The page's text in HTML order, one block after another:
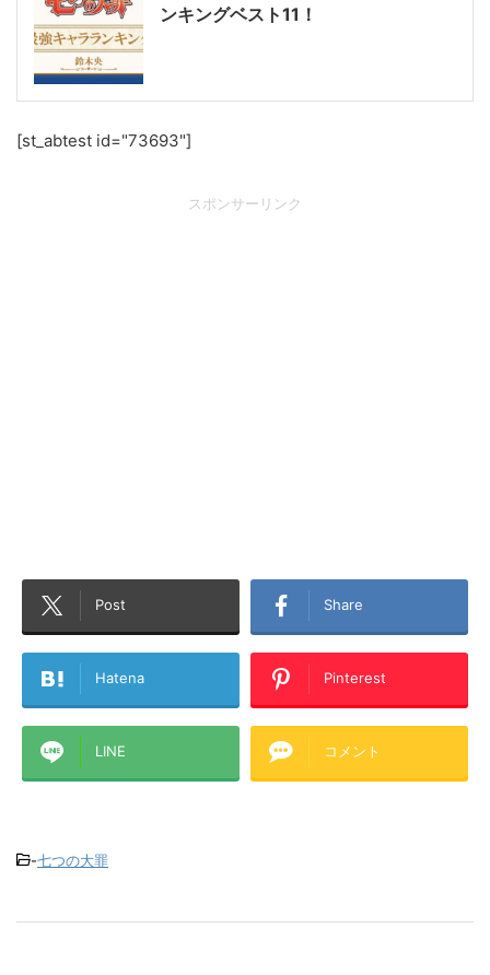
ンキングベスト11！
[st_abtest id="73693"]
スポンサーリンク
Post Share
Hatena Pinterest
LINE コメント
-七つの大罪